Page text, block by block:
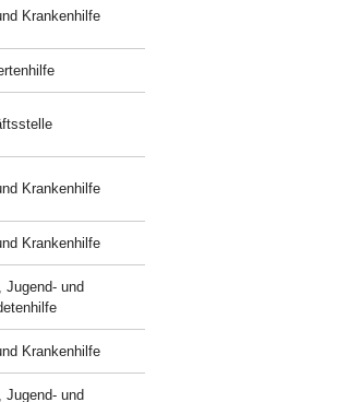
Krankenhilfe
Krankenhilfe
Krankenhilfe
Jugend- und
Krankenhilfe
Jugend- und